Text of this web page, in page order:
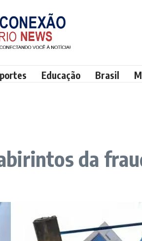
Educação Brasil
da